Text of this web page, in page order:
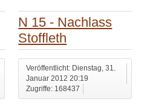
N 15 - Nachlass
Stoffleth
Veröffentlicht: Dienstag, 31.
Januar 2012 20:19
Zugriffe: 168437